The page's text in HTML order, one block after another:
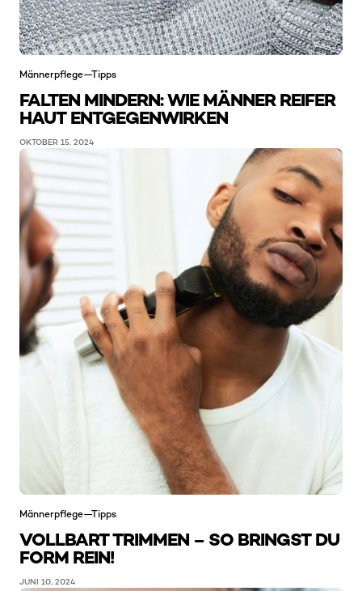
Männerpflege—Tipps
FALTEN MINDERN: WIE MÄNNER REIFER
HAUT ENTGEGENWIRKEN
OKTOBER 15, 2024
Männerpflege—Tipps
VOLLBART TRIMMEN – SO BRINGST DU
FORM REIN!
JUNI 10, 2024